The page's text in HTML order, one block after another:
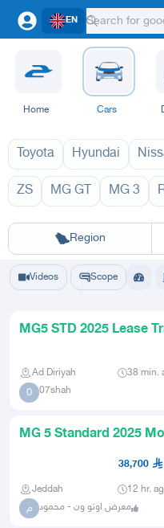
EN
Home Cars
Toyota Hyundai
ZS MG GT MG 3
Region
Riyadh Eastern Region
Videos Scope
MG5 STD 2025
Ad Diriyah 38 min.
0 07shah
MG 5 Standard 2025
Exclusive Offer 38700
38,700
Jeddah 12 hr.
م معرض اوتو ون - محمود